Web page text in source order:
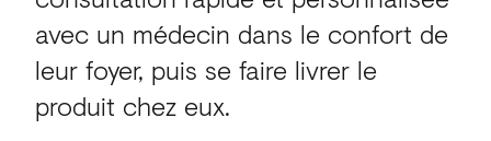
avec un médecin dans le confort de
leur foyer, puis se faire livrer le
produit chez eux.